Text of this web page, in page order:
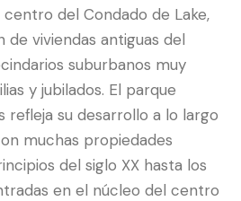
centro del Condado de Lake,
viviendas antiguas del
suburbanos muy
y jubilados. El parque
refleja su desarrollo a lo largo
muchas propiedades
del siglo XX hasta los
en el núcleo del centro